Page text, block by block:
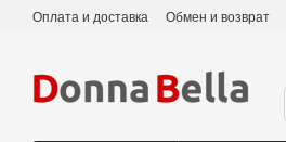
Перейти к основному контенту
Оплата и доставка Обмен и возврат